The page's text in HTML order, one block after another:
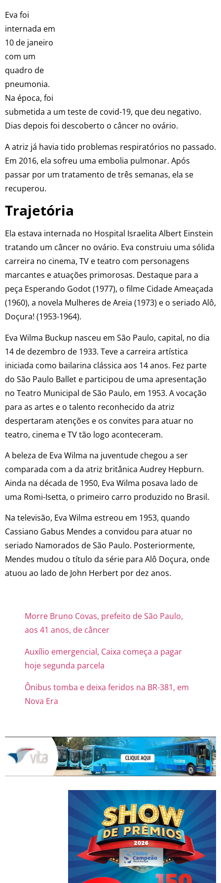
Eva foi
internada em
10 de janeiro
com um
quadro de
pneumonia.
Na época, foi
submetida a um teste de covid-19, que deu negativo.
Dias depois foi descoberto o câncer no ovário.
A atriz já havia tido problemas respiratórios no passado.
Em 2016, ela sofreu uma embolia pulmonar. Após
passar por um tratamento de três semanas, ela se
recuperou.
Trajetória
Ela estava internada no Hospital Israelita Albert Einstein
tratando um câncer no ovário. Eva construiu uma sólida
carreira no cinema, TV e teatro com personagens
marcantes e atuações primorosas. Destaque para a
peça Esperando Godot (1977), o filme Cidade Ameaçada
(1960), a novela Mulheres de Areia (1973) e o seriado Alô,
Doçura! (1953-1964).
Eva Wilma Buckup nasceu em São Paulo, capital, no dia
14 de dezembro de 1933. Teve a carreira artística
iniciada como bailarina clássica aos 14 anos. Fez parte
do São Paulo Ballet e participou de uma apresentação
no Teatro Municipal de São Paulo, em 1953. A vocação
para as artes e o talento reconhecido da atriz
despertaram atenções e os convites para atuar no
teatro, cinema e TV tão logo aconteceram.
A beleza de Eva Wilma na juventude chegou a ser
comparada com a da atriz britânica Audrey Hepburn.
Ainda na década de 1950, Eva Wilma posava lado de
uma Romi-Isetta, o primeiro carro produzido no Brasil.
Na televisão, Eva Wilma estreou em 1953, quando
Cassiano Gabus Mendes a convidou para atuar no
seriado Namorados de São Paulo. Posteriormente,
Mendes mudou o título da série para Alô Doçura, onde
atuou ao lado de John Herbert por dez anos.
Morre Bruno Covas, prefeito de São Paulo,
aos 41 anos, de câncer
Auxílio emergencial, Caixa começa a pagar
hoje segunda parcela
Ônibus tomba e deixa feridos na BR-381, em
Nova Era